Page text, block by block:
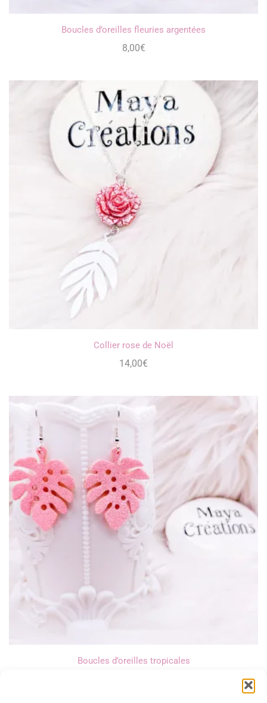
Boucles d’oreilles fleuries argentées
8,00€
Collier rose de Noël
14,00€
Boucles d’oreilles tropicales